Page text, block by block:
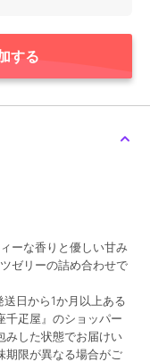
する
ーな香りと優しい甘み
ゼリーの詰め合わせで
日から1か月以上ある
疋屋』のショッパー
みした状態でお届けい
期限が異なる場合がご